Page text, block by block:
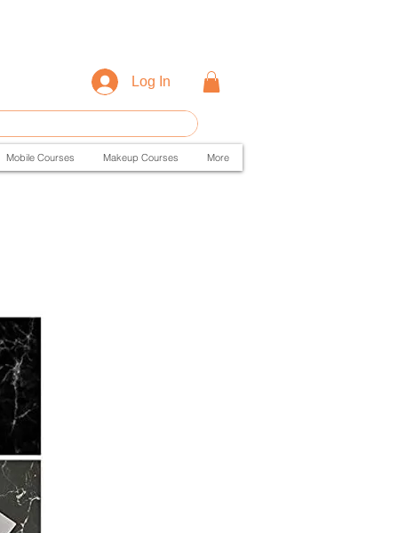
Log In
Mobile Courses Makeup Courses More